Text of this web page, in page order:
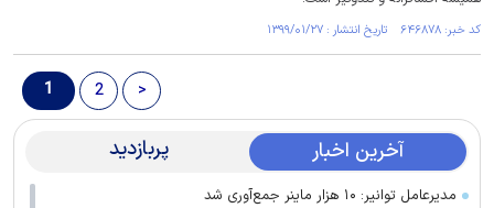
کد خبر: ۶۴۶۸۷۸ تاریخ انتشار : ۱۳۹۹/۰۱/۲۷
1 2 >
آخرین اخبار پربازدید
مدیرعامل توانیر: ۱۰ هزار ماینر جمع‌آوری شد